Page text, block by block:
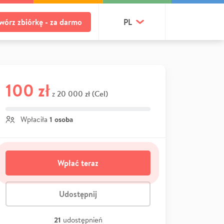
zbiórkę - za darmo PL
100 zł z 20 000 zł (Cel)
Wpłaciła 1 osoba
Wpłać teraz
Udostępnij
21 udostępnień